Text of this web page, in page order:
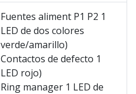
Fuentes aliment P1 P2 1
LED de dos colores
verde/amarillo)
Contactos de defecto 1
LED rojo)
Ring manager 1 LED de